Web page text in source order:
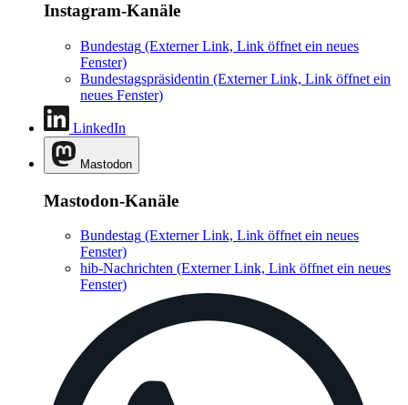
Instagram-Kanäle
Bundestag (Externer Link, Link öffnet ein neues
Fenster)
Bundestagspräsidentin (Externer Link, Link öffnet ein
neues Fenster)
LinkedIn
Mastodon
Mastodon-Kanäle
Bundestag (Externer Link, Link öffnet ein neues
Fenster)
hib-Nachrichten (Externer Link, Link öffnet ein neues
Fenster)